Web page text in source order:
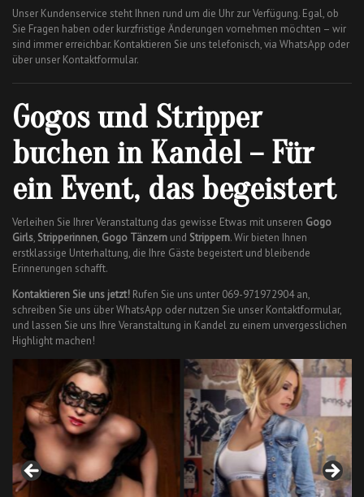
Unser Kundenservice steht Ihnen rund um die Uhr zur Verfügung. Egal, ob
Sie Fragen haben oder kurzfristige Änderungen vornehmen möchten – wir
sind immer erreichbar. Kontaktieren Sie uns telefonisch, via WhatsApp oder
über unser Kontaktformular.
Gogos und Stripper
buchen in Kandel – Für
ein Event, das begeistert
Verleihen Sie Ihrer Veranstaltung das gewisse Etwas mit unseren Gogo
Girls, Stripperinnen, Gogo Tänzern und Strippern. Wir bieten Ihnen
erstklassige Unterhaltung, die Ihre Gäste begeistert und bleibende
Erinnerungen schafft.
Kontaktieren Sie uns jetzt! Rufen Sie uns unter 069-971972904 an,
schreiben Sie uns über WhatsApp oder nutzen Sie unser Kontaktformular,
und lassen Sie uns Ihre Veranstaltung in Kandel zu einem unvergesslichen
Highlight machen!